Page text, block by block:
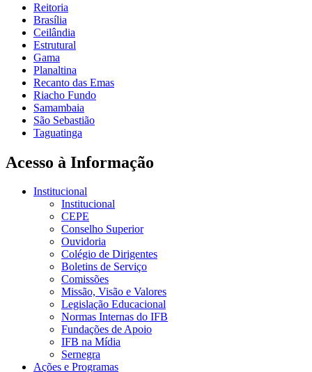
Reitoria
Brasília
Ceilândia
Estrutural
Gama
Planaltina
Recanto das Emas
Riacho Fundo
Samambaia
São Sebastião
Taguatinga
Acesso à Informação
Institucional
Institucional
CEPE
Conselho Superior
Ouvidoria
Colégio de Dirigentes
Boletins de Serviço
Comissões
Missão, Visão e Valores
Legislação Educacional
Normas Internas do IFB
Fundações de Apoio
IFB na Mídia
Sernegra
Ações e Programas